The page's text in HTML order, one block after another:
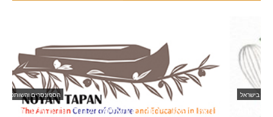
ארמנים בישראל
Ani Sweets